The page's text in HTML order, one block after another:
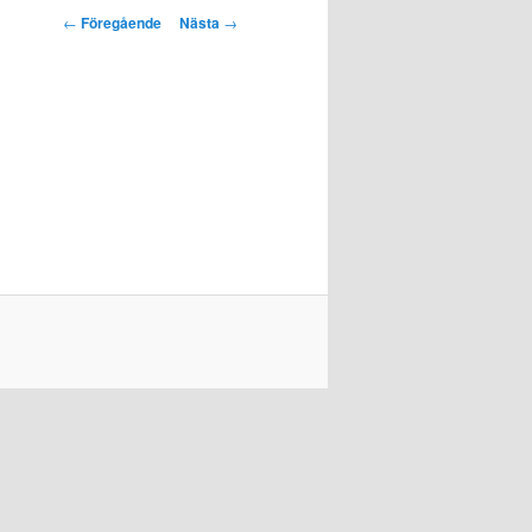
Inläggsnavigering
← Föregående Nästa →